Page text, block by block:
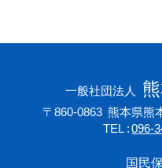
一般社団法人
〒860-0863 熊本県熊
TEL
096-
国民